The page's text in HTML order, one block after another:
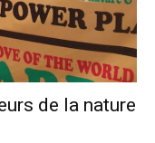
de la nature